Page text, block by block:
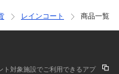
レインコート 商品一覧
ト対象施設でご利用できるアプ